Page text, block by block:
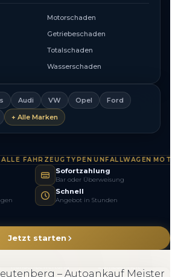
Motorschaden
Getriebeschaden
Totalschaden
Wasserschaden
Audi VW Opel
Ford
+ Alle Marken
FAHRZEUGTYPEN·UNFALLWAGEN·
Sofortzahlung
Bar oder Überweisung
Schnell
Angebot in Stunden
Jetzt starten